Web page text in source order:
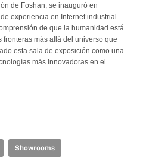
de Foshan, se inauguró en
experiencia en Internet industrial
de que la humanidad está
más allá del universo que
esta sala de exposición como una
más innovadoras en el
Showrooms